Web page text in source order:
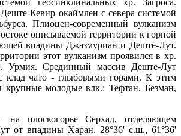
Кевир окаймлен с севера системой
Плиоцен-современный вулканизм
описываемой территории к горной
впадины Джазмуриан и Деште-Лут.
этот вулканизм проявился в хр.
Урмия. Срединный массив Деште-Лут
клад чато - глыбовыми горами. К этим
крупные молодые влк.: Тефтан, Безман,
плоскогорье Серхад, отделяющем
от впадины Харан. 28°36' с.ш., 61°36'